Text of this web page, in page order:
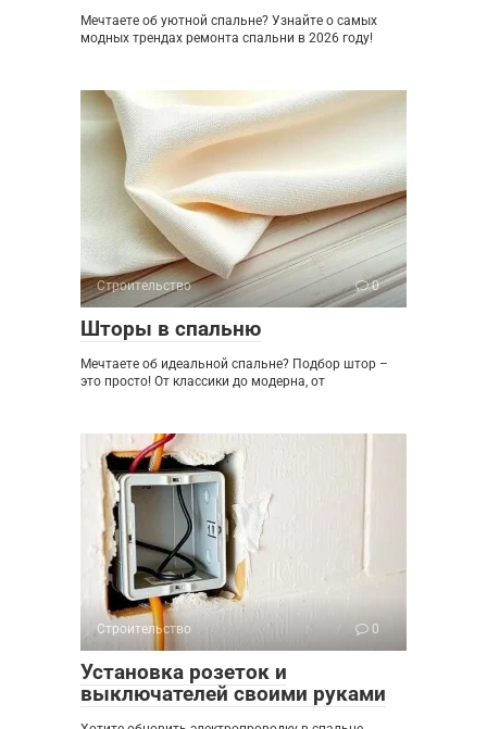
Мечтаете об уютной спальне? Узнайте о самых
модных трендах ремонта спальни в 2026 году!
Строительство 0
Шторы в спальню
Мечтаете об идеальной спальне? Подбор штор –
это просто! От классики до модерна, от
Строительство 0
Установка розеток и
выключателей своими руками